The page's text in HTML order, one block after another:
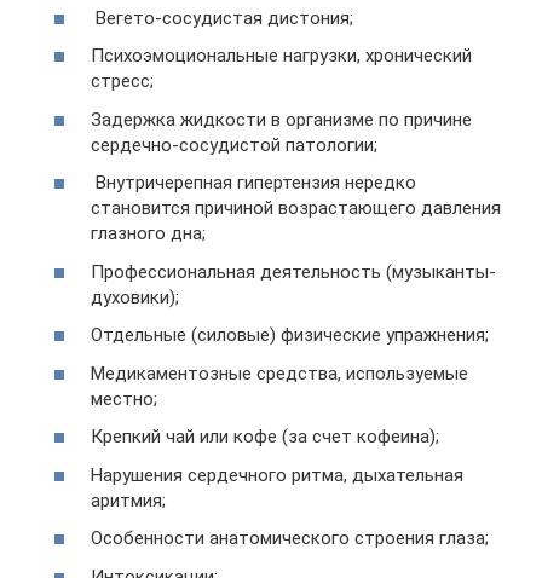
Вегето-сосудистая дистония;
Психоэмоциональные нагрузки, хронический
стресс;
Задержка жидкости в организме по причине
сердечно-сосудистой патологии;
Внутричерепная гипертензия нередко
становится причиной возрастающего давления
глазного дна;
Профессиональная деятельность (музыканты-
духовики);
Отдельные (силовые) физические упражнения;
Медикаментозные средства, используемые
местно;
Крепкий чай или кофе (за счет кофеина);
Нарушения сердечного ритма, дыхательная
аритмия;
Особенности анатомического строения глаза;